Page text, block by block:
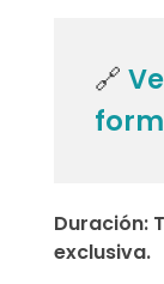
🔗
Duración:
exclusiva.